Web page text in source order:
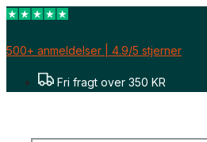
Gå
indholdet
500+ anmeldelser | 4.9/5 stjerner
Fri fragt over 350 KR